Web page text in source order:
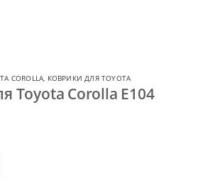
COROLLA КОВРИКИ ДЛЯ TOYOTA
Toyota Corolla E104